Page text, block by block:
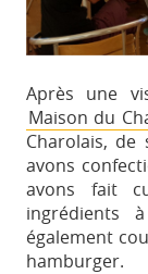
Après une
Maison du
Charolais, de
avons
avons fait
ingrédients
également
hamburger.